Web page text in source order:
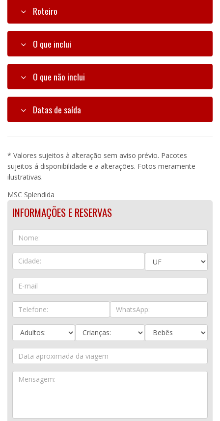
Roteiro
O que inclui
O que não inclui
Datas de saída
* Valores sujeitos à alteração sem aviso prévio. Pacotes
sujeitos á disponibilidade e a alterações. Fotos meramente
ilustrativas.
MSC Splendida
INFORMAÇÕES E RESERVAS